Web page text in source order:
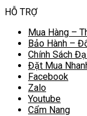
HỖ TRỢ
Mua Hàng –
Bảo Hành –
Chính Sách
Đặt Mua
Facebook
Zalo
Youtube
Cẩm Nang